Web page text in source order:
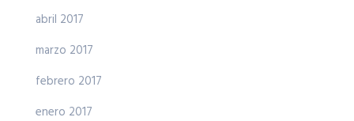
abril 2017
marzo 2017
febrero 2017
enero 2017